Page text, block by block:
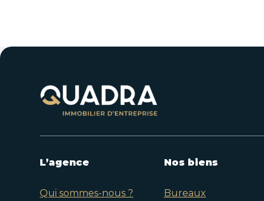
L’agence
Qui sommes-nous ?
Nos biens
Bureaux